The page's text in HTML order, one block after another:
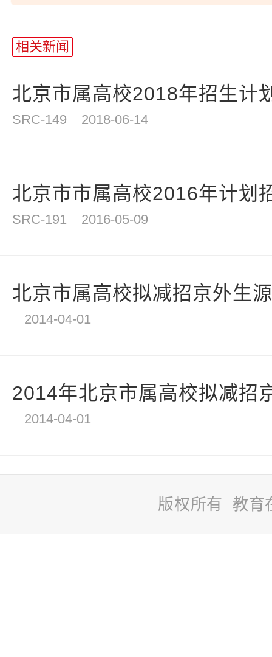
相关新闻
北京市属高校2018年招生计
SRC-149 2018-06-14
北京市市属高校2016年计划
SRC-191 2016-05-09
北京市属高校拟减招京外生
2014-04-01
2014年北京市属高校拟减招
2014-04-01
版权所有 教育